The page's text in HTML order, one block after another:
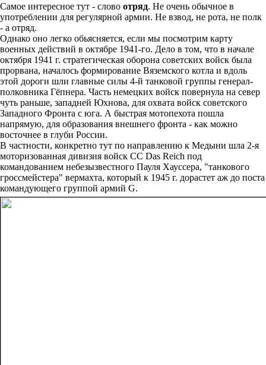
Самое интересное тут - слово отряд. Не очень обычное в
употреблении для регулярной армии. Не взвод, не рота, не полк
- а отряд.
Однако оно легко обьясняется, если мы посмотрим карту
военных действий в октябре 1941-го. Дело в том, что в начале
октября 1941 г. стратегическая оборона советских войск была
прорвана, началось формирование Вяземского котла и вдоль
этой дороги шли главные силы 4-й танковой группы генерал-
полковника Гёпнера. Часть немецких войск повернула на север
чуть раньше, западней Юхнова, для охвата войск советского
Западного Фронта с юга. А быстрая мотопехота пошла
напрямую, для образования внешнего фронта - как можно
восточнее в глуби России.
В частности, конкретно тут по направлению к Медыни шла 2-я
моторизованная дивизия войск СС Das Reich под
командованием небезызвестного Пауля Хауссера, "танкового
гроссмейстера" вермахта, который к 1945 г. дорастет аж до поста
командующего группой армий G.